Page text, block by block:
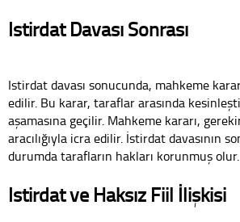
Istirdat Davası Sonrası
Istirdat davası sonucunda, mahkeme
edilir. Bu karar, taraflar arasında
aşamasına geçilir. Mahkeme kararı,
aracılığıyla icra edilir. İstirdat davasının
durumda tarafların hakları korunmuş olur.
Istirdat ve Haksız Fiil İlişkisi